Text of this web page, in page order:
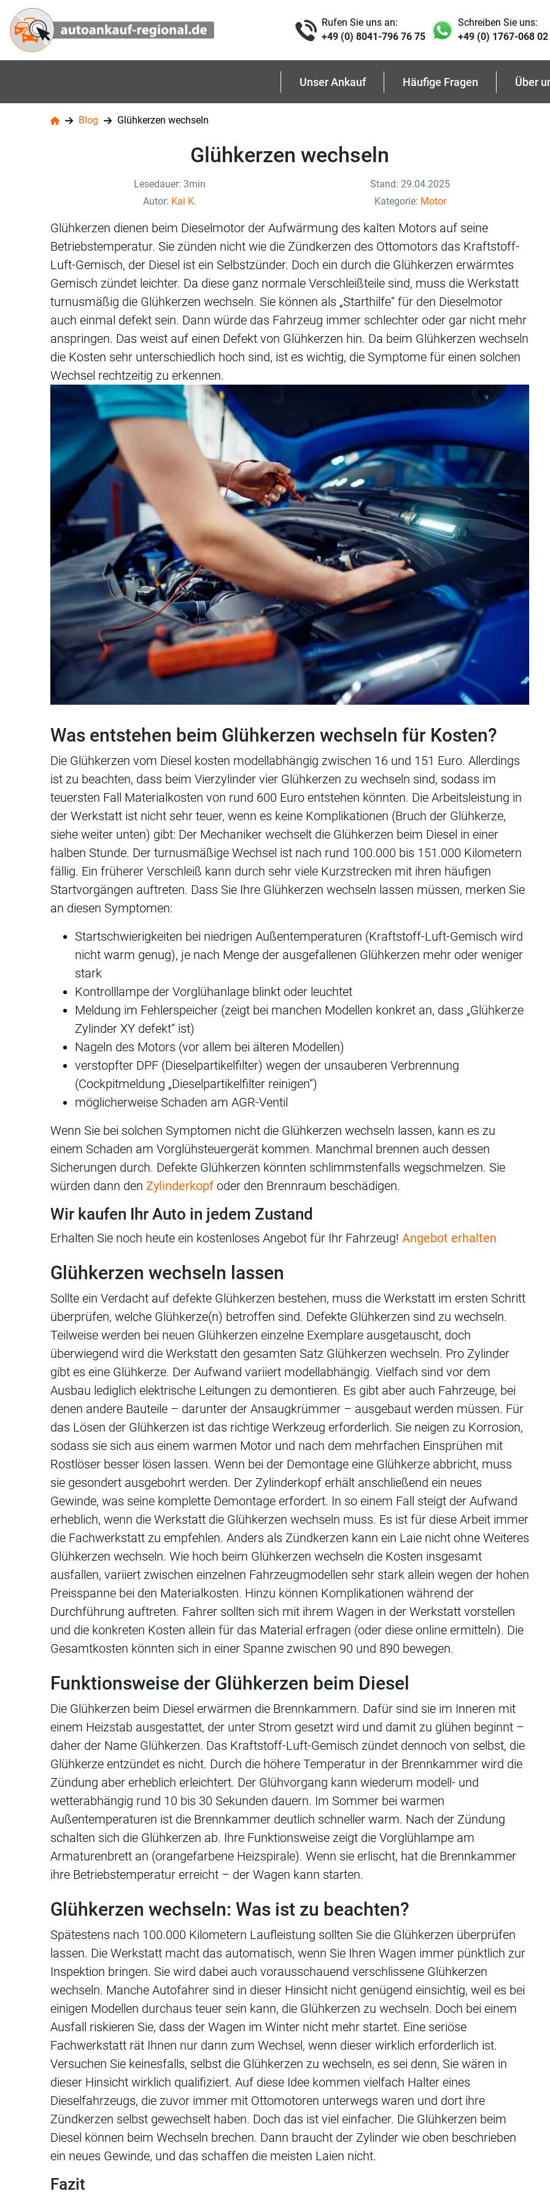
Rufen Sie uns an:
+49 (0) 8041-796 76 75
Schreiben Sie uns:
+49 (0) 1767-068 02
Unser Ankauf Häufige Fragen Über
Blog Glühkerzen wechseln
Glühkerzen wechseln
Lesedauer: 3min
Stand: 29.04.2025
Autor: Kai K. Kategorie: Motor
Glühkerzen dienen beim Dieselmotor der Aufwärmung des kalten Motors auf seine
Betriebstemperatur. Sie zünden nicht wie die Zündkerzen des Ottomotors das Kraftstoff-
Luft-Gemisch, der Diesel ist ein Selbstzünder. Doch ein durch die Glühkerzen erwärmtes
Gemisch zündet leichter. Da diese ganz normale Verschleißteile sind, muss die Werkstatt
turnusmäßig die Glühkerzen wechseln. Sie können als „Starthilfe“ für den Dieselmotor
auch einmal defekt sein. Dann würde das Fahrzeug immer schlechter oder gar nicht mehr
anspringen. Das weist auf einen Defekt von Glühkerzen hin. Da beim Glühkerzen wechseln
die Kosten sehr unterschiedlich hoch sind, ist es wichtig, die Symptome für einen solchen
Wechsel rechtzeitig zu erkennen.
Was entstehen beim Glühkerzen wechseln für Kosten?
Die Glühkerzen vom Diesel kosten modellabhängig zwischen 16 und 151 Euro. Allerdings
ist zu beachten, dass beim Vierzylinder vier Glühkerzen zu wechseln sind, sodass im
teuersten Fall Materialkosten von rund 600 Euro entstehen könnten. Die Arbeitsleistung in
der Werkstatt ist nicht sehr teuer, wenn es keine Komplikationen (Bruch der Glühkerze,
siehe weiter unten) gibt: Der Mechaniker wechselt die Glühkerzen beim Diesel in einer
halben Stunde. Der turnusmäßige Wechsel ist nach rund 100.000 bis 151.000 Kilometern
fällig. Ein früherer Verschleiß kann durch sehr viele Kurzstrecken mit ihren häufigen
Startvorgängen auftreten. Dass Sie Ihre Glühkerzen wechseln lassen müssen, merken Sie
an diesen Symptomen:
Startschwierigkeiten bei niedrigen Außentemperaturen (Kraftstoff-Luft-Gemisch wird
nicht warm genug), je nach Menge der ausgefallenen Glühkerzen mehr oder weniger
stark
Kontrolllampe der Vorglühanlage blinkt oder leuchtet
Meldung im Fehlerspeicher (zeigt bei manchen Modellen konkret an, dass „Glühkerze
Zylinder XY defekt“ ist)
Nageln des Motors (vor allem bei älteren Modellen)
verstopfter DPF (Dieselpartikelfilter) wegen der unsauberen Verbrennung
(Cockpitmeldung „Dieselpartikelfilter reinigen“)
möglicherweise Schaden am AGR-Ventil
Wenn Sie bei solchen Symptomen nicht die Glühkerzen wechseln lassen, kann es zu
einem Schaden am Vorglühsteuergerät kommen. Manchmal brennen auch dessen
Sicherungen durch. Defekte Glühkerzen könnten schlimmstenfalls wegschmelzen. Sie
würden dann den Zylinderkopf oder den Brennraum beschädigen.
Wir kaufen Ihr Auto in jedem Zustand
Erhalten Sie noch heute ein kostenloses Angebot für Ihr Fahrzeug! Angebot erhalten
Glühkerzen wechseln lassen
Sollte ein Verdacht auf defekte Glühkerzen bestehen, muss die Werkstatt im ersten Schritt
überprüfen, welche Glühkerze(n) betroffen sind. Defekte Glühkerzen sind zu wechseln.
Teilweise werden bei neuen Glühkerzen einzelne Exemplare ausgetauscht, doch
überwiegend wird die Werkstatt den gesamten Satz Glühkerzen wechseln. Pro Zylinder
gibt es eine Glühkerze. Der Aufwand variiert modellabhängig. Vielfach sind vor dem
Ausbau lediglich elektrische Leitungen zu demontieren. Es gibt aber auch Fahrzeuge, bei
denen andere Bauteile – darunter der Ansaugkrümmer – ausgebaut werden müssen. Für
das Lösen der Glühkerzen ist das richtige Werkzeug erforderlich. Sie neigen zu Korrosion,
sodass sie sich aus einem warmen Motor und nach dem mehrfachen Einsprühen mit
Rostlöser besser lösen lassen. Wenn bei der Demontage eine Glühkerze abbricht, muss
sie gesondert ausgebohrt werden. Der Zylinderkopf erhält anschließend ein neues
Gewinde, was seine komplette Demontage erfordert. In so einem Fall steigt der Aufwand
erheblich, wenn die Werkstatt die Glühkerzen wechseln muss. Es ist für diese Arbeit immer
die Fachwerkstatt zu empfehlen. Anders als Zündkerzen kann ein Laie nicht ohne Weiteres
Glühkerzen wechseln. Wie hoch beim Glühkerzen wechseln die Kosten insgesamt
ausfallen, variiert zwischen einzelnen Fahrzeugmodellen sehr stark allein wegen der hohen
Preisspanne bei den Materialkosten. Hinzu können Komplikationen während der
Durchführung auftreten. Fahrer sollten sich mit ihrem Wagen in der Werkstatt vorstellen
und die konkreten Kosten allein für das Material erfragen (oder diese online ermitteln). Die
Gesamtkosten könnten sich in einer Spanne zwischen 90 und 890 bewegen.
Funktionsweise der Glühkerzen beim Diesel
Die Glühkerzen beim Diesel erwärmen die Brennkammern. Dafür sind sie im Inneren mit
einem Heizstab ausgestattet, der unter Strom gesetzt wird und damit zu glühen beginnt –
daher der Name Glühkerzen. Das Kraftstoff-Luft-Gemisch zündet dennoch von selbst, die
Glühkerze entzündet es nicht. Durch die höhere Temperatur in der Brennkammer wird die
Zündung aber erheblich erleichtert. Der Glühvorgang kann wiederum modell- und
wetterabhängig rund 10 bis 30 Sekunden dauern. Im Sommer bei warmen
Außentemperaturen ist die Brennkammer deutlich schneller warm. Nach der Zündung
schalten sich die Glühkerzen ab. Ihre Funktionsweise zeigt die Vorglühlampe am
Armaturenbrett an (orangefarbene Heizspirale). Wenn sie erlischt, hat die Brennkammer
ihre Betriebstemperatur erreicht – der Wagen kann starten.
Glühkerzen wechseln: Was ist zu beachten?
Spätestens nach 100.000 Kilometern Laufleistung sollten Sie die Glühkerzen überprüfen
lassen. Die Werkstatt macht das automatisch, wenn Sie Ihren Wagen immer pünktlich zur
Inspektion bringen. Sie wird dabei auch vorausschauend verschlissene Glühkerzen
wechseln. Manche Autofahrer sind in dieser Hinsicht nicht genügend einsichtig, weil es bei
einigen Modellen durchaus teuer sein kann, die Glühkerzen zu wechseln. Doch bei einem
Ausfall riskieren Sie, dass der Wagen im Winter nicht mehr startet. Eine seriöse
Fachwerkstatt rät Ihnen nur dann zum Wechsel, wenn dieser wirklich erforderlich ist.
Versuchen Sie keinesfalls, selbst die Glühkerzen zu wechseln, es sei denn, Sie wären in
dieser Hinsicht wirklich qualifiziert. Auf diese Idee kommen vielfach Halter eines
Dieselfahrzeugs, die zuvor immer mit Ottomotoren unterwegs waren und dort ihre
Zündkerzen selbst gewechselt haben. Doch das ist viel einfacher. Die Glühkerzen beim
Diesel können beim Wechseln brechen. Dann braucht der Zylinder wie oben beschrieben
ein neues Gewinde, und das schaffen die meisten Laien nicht.
Fazit